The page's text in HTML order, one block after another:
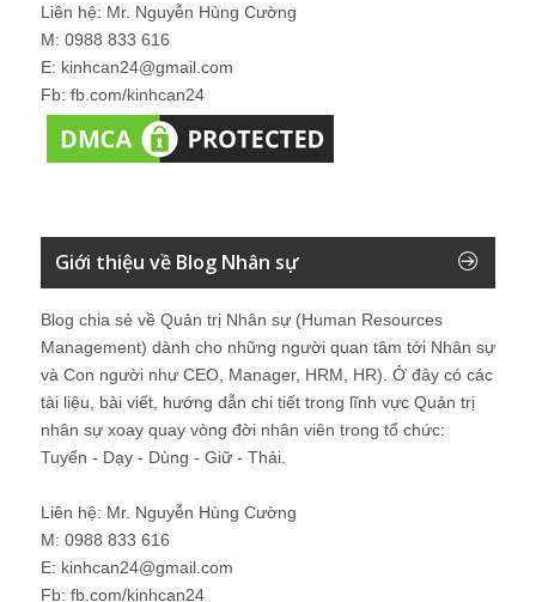
Liên hệ: Mr. Nguyễn Hùng Cường
M: 0988 833 616
E: kinhcan24@gmail.com
Fb: fb.com/kinhcan24
Giới thiệu về Blog Nhân sự
Blog chia sẻ về Quản trị Nhân sự (Human Resources
Management) dành cho những người quan tâm tới Nhân sự
và Con người như CEO, Manager, HRM, HR). Ở đây có các
tài liệu, bài viết, hướng dẫn chi tiết trong lĩnh vực Quản trị
nhân sự xoay quay vòng đời nhân viên trong tổ chức:
Tuyển - Dạy - Dùng - Giữ - Thải.
Liên hệ: Mr. Nguyễn Hùng Cường
M: 0988 833 616
E: kinhcan24@gmail.com
Fb: fb.com/kinhcan24